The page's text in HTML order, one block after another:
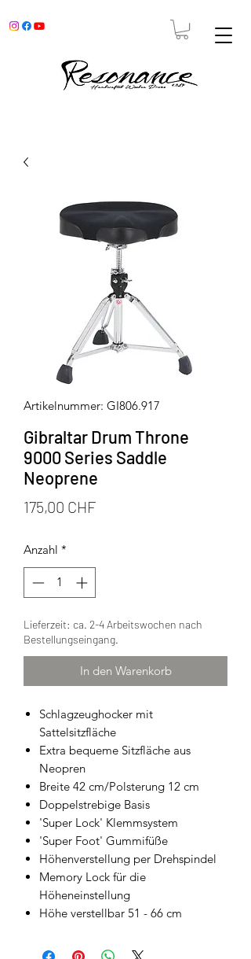
Artikelnummer: GI806.917
Gibraltar Drum Throne
9000 Series Saddle
Neoprene
175,00 CHFPreis
Anzahl *
Lieferzeit: ca. 2-4 Arbeitswochen nach
Bestellungseingang.
In den Warenkorb
Schlagzeughocker mit
Sattelsitzfläche
Extra bequeme Sitzfläche aus
Neopren
Breite 42 cm/Polsterung 12 cm
Doppelstrebige Basis
'Super Lock' Klemmsystem
'Super Foot' Gummifüße
Höhenverstellung per Drehspindel
Memory Lock für die
Höheneinstellung
Höhe verstellbar 51 - 66 cm